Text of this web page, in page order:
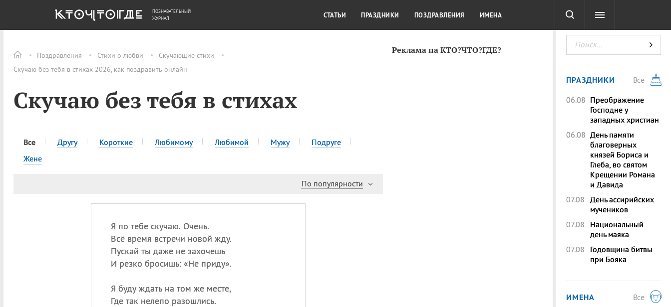
Поздравления Стихи о любви
Скучающие стихи
Скучаю без тебя в стихах 2026, как поздравить онлайн
Скучаю без тебя в стихах
Все Другу Короткие Любимому Любимой Мужу
Подруге
Жене
По популярности
Я по тебе скучаю. Очень.
Всё время встречи новой жду.
Пускай ты даже не захочешь
И резко бросишь: «Не приду».
Я буду ждать на том же месте,
Где так нелепо разошлись.
Реклама на КТО?ЧТО?ГДЕ?
ОБЩЕСТВО ДЕНЬГИ КУЛЬТУРА КРАСОТА ТЕСТЫ
ПОЗНАВАТЕЛЬНЫЙ
ЖУРНАЛ
СТАТЬИ ПРАЗДНИКИ ПОЗДРАВЛЕНИЯ ИМЕНА
ПРАЗДНИКИ
Все
06.08 Преображение
Господне у
западных христиан
06.08 День памяти
благоверных
князей Бориса и
Глеба, во святом
Крещении Романа
и Давида
07.08 День ассирийских
мучеников
07.08
Национальный
день маяка
07.08
Годовщина битвы
при Бояка
ИМЕНА
Все